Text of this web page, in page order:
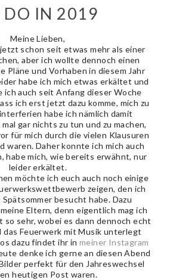
DO IN 2019
Meine Lieben,
schon seit etwas mehr als einer
aber ich wollte dennoch einen
Pläne und Vorhaben in diesem Jahr
habe ich mich etwas erkältet und
ich auch seit Anfang dieser Woche
ich erst jetzt dazu komme, mich zu
habe ich nämlich damit
gar nichts zu tun und zu machen,
für mich durch die vielen Klausuren
waren. Daher konnte ich mich auch
habe mich, wie bereits erwähnt, nur
leider erkältet.
möchte ich euch auch noch einige
zeigen, den ich
besucht habe. Dazu
Eltern, denn eigentlich mag ich
so sehr, wobei es dann dennoch echt
das Feuerwerk mit Musik unterlegt
dazu findet ihr in meiner Instagram
denke ich gerne an diesen Abend
perfekt für den Jahreswechsel
heutigen Post waren.